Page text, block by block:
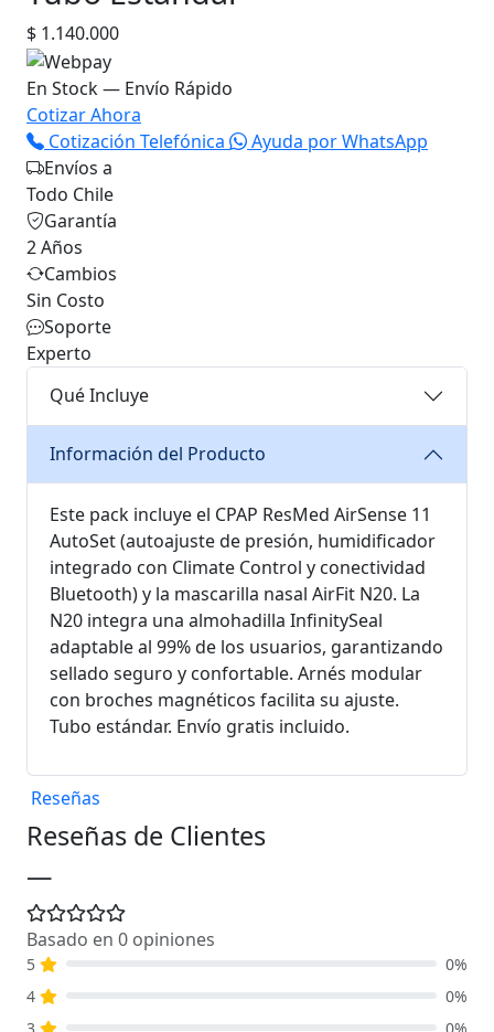
$ 1.140.000
En Stock — Envío Rápido
Cotizar Ahora
Cotización Telefónica
Ayuda por WhatsApp
Envíos a
Todo Chile
Garantía
2 Años
Cambios
Sin Costo
Soporte
Experto
Qué Incluye
Información del Producto
Este pack incluye el CPAP ResMed AirSense 11
AutoSet (autoajuste de presión, humidificador
integrado con Climate Control y conectividad
Bluetooth) y la mascarilla nasal AirFit N20. La
N20 integra una almohadilla InfinitySeal
adaptable al 99% de los usuarios, garantizando
sellado seguro y confortable. Arnés modular
con broches magnéticos facilita su ajuste.
Tubo estándar. Envío gratis incluido.
Reseñas
Reseñas de Clientes
—
Basado en 0 opiniones
5
0%
4
0%